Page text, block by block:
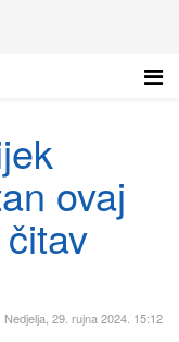
ovaj
Nedjelja, 29. rujna 2024. 15:12